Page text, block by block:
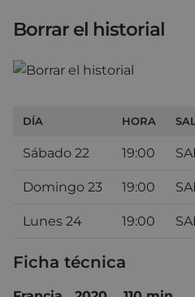
Borrar el historial
DÍA HORA
Sábado 22 19:00
Domingo 23 19:00
Lunes 24 19:00
Ficha técnica